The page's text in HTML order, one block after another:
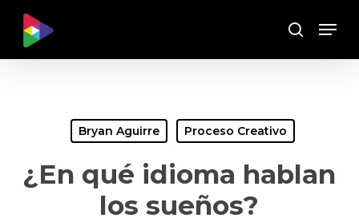
main
Buscar
Menu
Bryan Aguirre Proceso Creativo
¿En qué idioma hablan
los sueños?